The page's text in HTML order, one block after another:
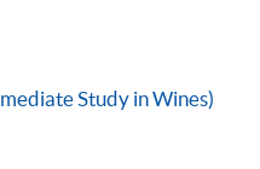
式的課程，請填妥
Study in Wines)